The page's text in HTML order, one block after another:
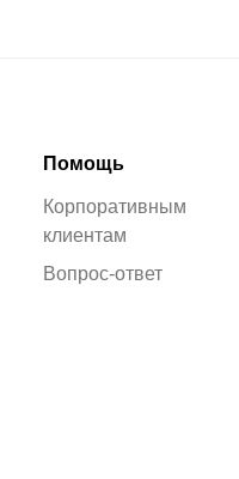
Помощь
Корпоративным
клиентам
Вопрос-ответ